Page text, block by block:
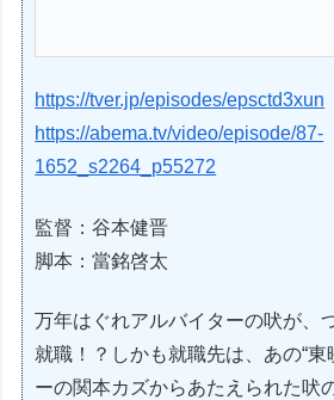
https://tver.jp/episodes/epsctd3xun
https://abema.tv/video/episode/87-
1652_s2264_p55272
監督：谷本健晋
脚本：當銘啓太
万年はぐれアルバイターの吠が、
就職！？しかも就職先は、あの“東
ーの関本カズからあたえられた吠